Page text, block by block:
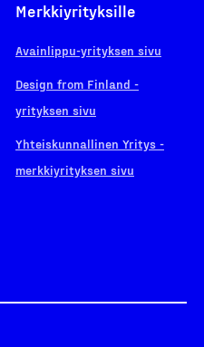
Merkkiyrityksille
Avainlippu-yrityksen sivu
Design from Finland -
yrityksen sivu
Yhteiskunnallinen Yritys -
merkkiyrityksen sivu